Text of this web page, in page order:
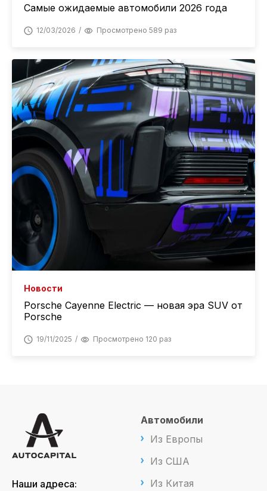
Самые ожидаемые автомобили 2026 года
12/03/2026 Просмотрено 589 раз
Новости
Porsche Cayenne Electric — новая эра SUV от
Porsche
19/11/2025 Просмотрено 120 раз
Наши адреса:
Автомобили
Из Европы
Из США
Из Китая